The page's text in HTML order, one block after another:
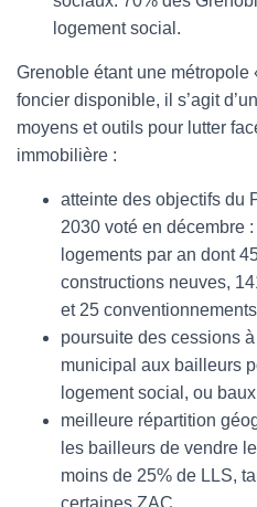
logement social.
Grenoble étant une métropole
foncier disponible, il s’agit
moyens et outils pour lutter
immobilière :
atteinte des objectifs du
2030 voté en décembre
logements par an dont
constructions neuves,
et 25
poursuite des cessions
municipal aux bailleurs
logement social, ou
meilleure répartition
les bailleurs de vendre
moins de 25% de LLS,
certaines ZAC.